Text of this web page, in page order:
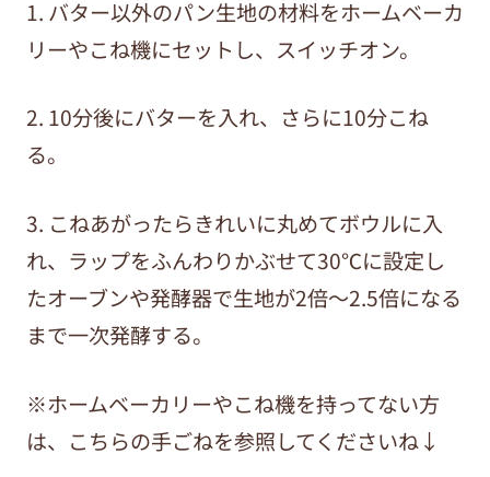
1. バター以外のパン生地の材料をホームベーカ
リーやこね機にセットし、スイッチオン。
2. 10分後にバターを入れ、さらに10分こね
る。
3. こねあがったらきれいに丸めてボウルに入
れ、ラップをふんわりかぶせて30℃に設定し
たオーブンや発酵器で生地が2倍～2.5倍になる
まで一次発酵する。
※ホームベーカリーやこね機を持ってない方
は、こちらの手ごねを参照してくださいね↓